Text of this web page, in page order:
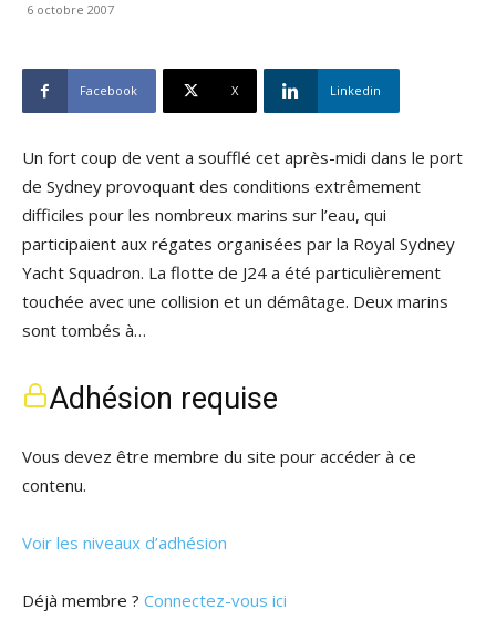
6 octobre 2007
Facebook X Linkedin
Un fort coup de vent a soufflé cet après-midi dans le port
de Sydney provoquant des conditions extrêmement
difficiles pour les nombreux marins sur l’eau, qui
participaient aux régates organisées par la Royal Sydney
Yacht Squadron. La flotte de J24 a été particulièrement
touchée avec une collision et un démâtage. Deux marins
sont tombés à…
Adhésion requise
Vous devez être membre du site pour accéder à ce
contenu.
Voir les niveaux d’adhésion
Déjà membre ? Connectez-vous ici